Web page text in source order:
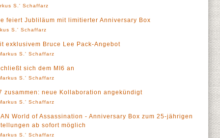
S.' Schaffarz
feiert Jubliläum mit limitierter Anniversary Box
S.' Schaffarz
exklusivem Bruce Lee Pack-Angebot
S.' Schaffarz
sich dem MI6 an
S.' Schaffarz
zusammen: neue Kollaboration angekündigt
S.' Schaffarz
World of Assassination - Anniversary Box zum 25-jährigen
ab sofort möglich
S.' Schaffarz